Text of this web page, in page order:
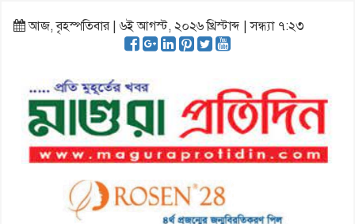
আজ, বৃহস্পতিবার | ৬ই আগস্ট, ২০২৬ খ্রিস্টাব্দ | সন্ধ্যা ৭:২৩